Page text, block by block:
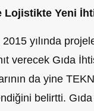
Lojistikte Yeni
yılında
verecek Gıda
da yine
belirtti.